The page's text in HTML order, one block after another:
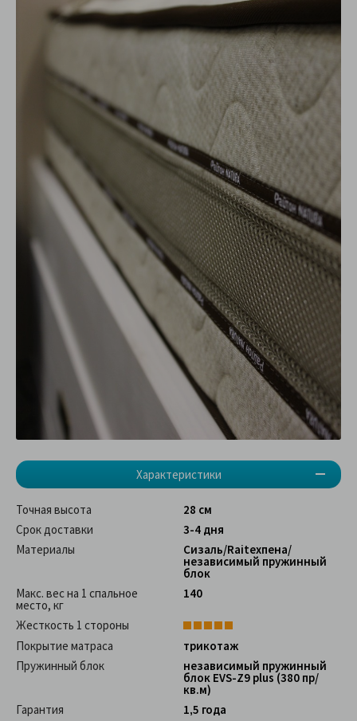
Характеристики
Точная высота
28 см
Срок доставки
3-4 дня
Материалы
Сизаль/Raitexпена/
независимый пружинный
блок
Макс. вес на 1 спальное
место, кг
140
Жесткость 1 стороны
Покрытие матраса
трикотаж
Пружинный блок
независимый пружинный
блок EVS-Z9 plus (380 пр/
кв.м)
Гарантия
1,5 года